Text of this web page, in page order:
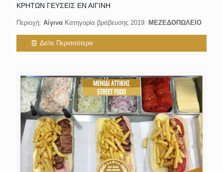
ΚΡΗΤΩΝ ΓΕΥΣΕΙΣ ΕΝ ΑΙΓΙΝΗ
Περιοχή: Αίγινα Κατηγορία βράβευσης 2019: ΜΕΖΕΔΟΠΩΛΕΙΟ
Δείτε Περισσότερα